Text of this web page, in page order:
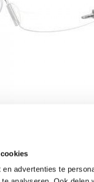
advertenties te